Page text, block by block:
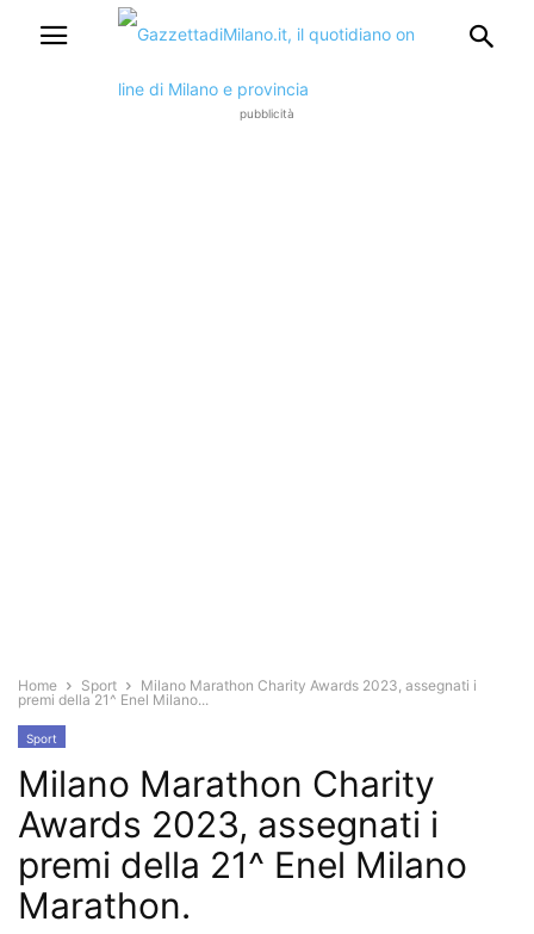
pubblicità
Home Sport
Milano Marathon Charity Awards 2023, assegnati i
premi della 21^ Enel Milano...
Sport
Milano Marathon Charity
Awards 2023, assegnati i
premi della 21^ Enel Milano
Marathon.